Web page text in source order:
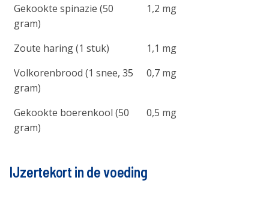
Gekookte spinazie (50
gram)
1,2 mg
Zoute haring (1 stuk)
1,1 mg
Volkorenbrood (1 snee, 35
gram)
0,7 mg
Gekookte boerenkool (50
gram)
0,5 mg
IJzertekort in de voeding